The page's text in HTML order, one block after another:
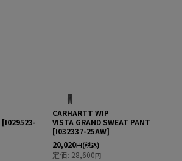
[I029523-
CARHARTT WIP
VISTA GRAND SWEAT PANT
[I032337-25AW]
20,020円(税込)
定価: 28,600円